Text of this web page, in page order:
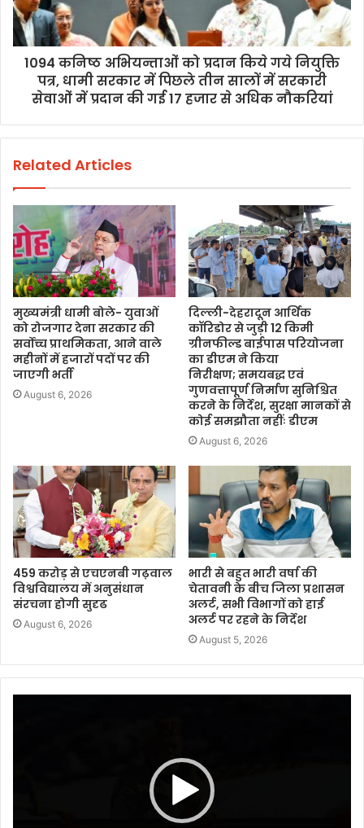
1094 कनिष्ठ अभियन्ताओं को प्रदान किये गये नियुक्ति
पत्र, धामी सरकार में पिछले तीन सालों में सरकारी
सेवाओं में प्रदान की गई 17 हजार से अधिक नौकरियां
Related Articles
मुख्यमंत्री धामी बोले- युवाओं
को रोजगार देना सरकार की
सर्वोच्च प्राथमिकता, आने वाले
महीनों में हजारों पदों पर की
जाएगी भर्ती
August 6, 2026
दिल्ली-देहरादून आर्थिक
कॉरिडोर से जुड़ी 12 किमी
ग्रीनफील्ड बाईपास परियोजना
का डीएम ने किया
निरीक्षण; समयबद्ध एवं
गुणवत्तापूर्ण निर्माण सुनिश्चित
करने के निर्देश, सुरक्षा मानकों से
कोई समझौता नहींः डीएम
August 6, 2026
459 करोड़ से एचएनबी गढ़वाल
विश्वविद्यालय में अनुसंधान
संरचना होगी सुदृढ
August 6, 2026
भारी से बहुत भारी वर्षा की
चेतावनी के बीच जिला प्रशासन
अलर्ट, सभी विभागों को हाई
अलर्ट पर रहने के निर्देश
August 5, 2026